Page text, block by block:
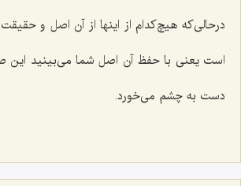
درحالی‌که هیچ‌کدام از اینها از آن اصل و
است یعنی با حفظ آن اصل شما می‌بینید این
دست به چشم می‌خورد.